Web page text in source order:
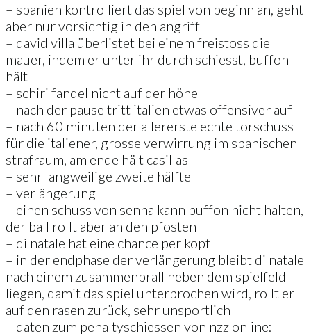
– spanien kontrolliert das spiel von beginn an, geht
aber nur vorsichtig in den angriff
– david villa überlistet bei einem freistoss die
mauer, indem er unter ihr durch schiesst, buffon
hält
– schiri fandel nicht auf der höhe
– nach der pause tritt italien etwas offensiver auf
– nach 60 minuten der allererste echte torschuss
für die italiener, grosse verwirrung im spanischen
strafraum, am ende hält casillas
– sehr langweilige zweite hälfte
– verlängerung
– einen schuss von senna kann buffon nicht halten,
der ball rollt aber an den pfosten
– di natale hat eine chance per kopf
– in der endphase der verlängerung bleibt di natale
nach einem zusammenprall neben dem spielfeld
liegen, damit das spiel unterbrochen wird, rollt er
auf den rasen zurück, sehr unsportlich
– daten zum penaltyschiessen von nzz online: